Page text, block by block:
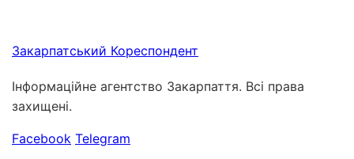
Закарпатський Кореспондент
Інформаційне агентство Закарпаття. Всі права
захищені.
Facebook Telegram